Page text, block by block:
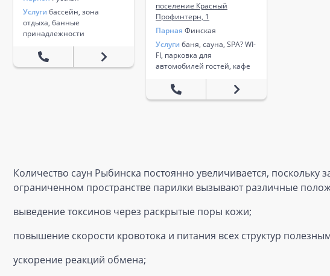
Услуги бассейн, зона
отдыха, банные
принадлежности
поселение Красный
Профинтерн, 1
Парная Финская
Услуги баня, сауна, SPA? WI-
FI, парковка для
автомобилей гостей, кафе
Количество саун Рыбинска постоянно увеличивается,
ограниченном пространстве парилки вызывают различные
выведение токсинов через раскрытые поры кожи;
повышение скорости кровотока и питания всех структур
ускорение реакций обмена;